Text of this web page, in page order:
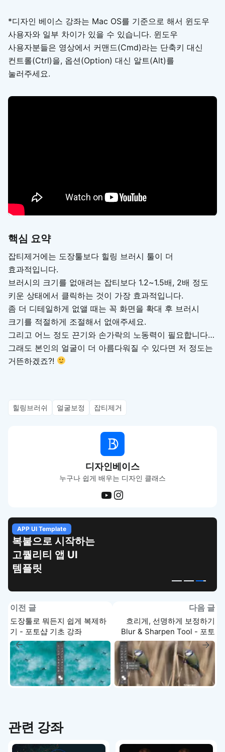
*디자인 베이스 강좌는 Mac OS를 기준으로 해서 윈도우
사용자와 일부 차이가 있을 수 있습니다. 윈도우
사용자분들은 영상에서 커맨드(Cmd)라는 단축키 대신
컨트롤(Ctrl)을, 옵션(Option) 대신 알트(Alt)를
눌러주세요.
핵심 요약
잡티제거에는 도장툴보다 힐링 브러시 툴이 더
효과적입니다.
브러시의 크기를 없애려는 잡티보다 1.2~1.5배, 2배 정도
키운 상태에서 클릭하는 것이 가장 효과적입니다.
좀 더 디테일하게 없앨 때는 꼭 화면을 확대 후 브러시
크기를 적절하게 조절해서 없애주세요.
그리고 어느 정도 끈기와 손가락의 노동력이 필요합니다…
그래도 본인의 얼굴이 더 아름다워질 수 있다면 저 정도는
거뜬하겠죠?!
힐링브러쉬 얼굴보정 잡티제거
디자인베이스
누구나 쉽게 배우는 디자인 클래스
APP UI Template
복붙으로 시작하는
고퀄리티 앱 UI
템플릿
이전 글
도장툴로 뭐든지 쉽게 복제하
기 - 포토샵 기초 강좌
다음 글
흐리게, 선명하게 보정하기
Blur & Sharpen Tool - 포토
샵 기초 강좌
관련 강좌